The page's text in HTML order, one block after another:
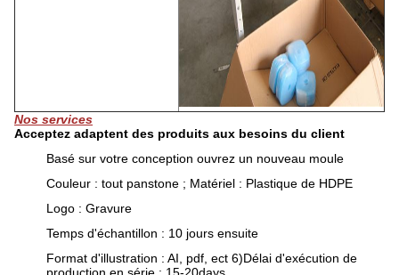
Nos services
Acceptez adaptent des produits aux besoins du client
Basé sur votre conception ouvrez un nouveau moule
Couleur : tout panstone ; Matériel : Plastique de HDPE
Logo : Gravure
Temps d'échantillon : 10 jours ensuite
Format d'illustration : AI, pdf, ect 6)Délai d'exécution de